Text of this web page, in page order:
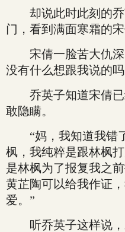
却说此时此刻的乔
门，看到满面寒霜的
宋倩一脸苦大仇深
没有什么想跟我说的
乔英子知道宋倩已
敢隐瞒。
“妈，我知道我错
枫，我纯粹是跟林枫
是林枫为了报复我之
黄芷陶可以给我作证
爱。”
听乔英子这样说，